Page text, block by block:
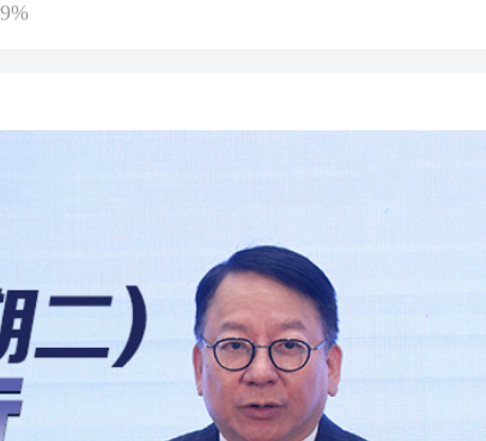
相當於數噸TNT炸藥爆炸
強互聯互通
金）禁止出口的產品 股價漲近2%